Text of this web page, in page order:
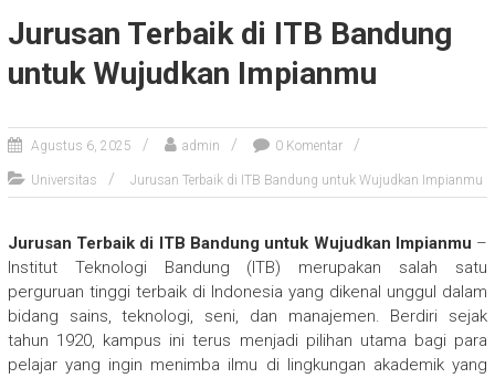
Jurusan Terbaik di ITB Bandung
untuk Wujudkan Impianmu
Agustus 6, 2025 admin 0 Komentar
Universitas Jurusan Terbaik di ITB Bandung untuk Wujudkan Impianmu
Jurusan Terbaik di ITB Bandung untuk Wujudkan Impianmu –
Institut Teknologi Bandung (ITB) merupakan salah satu
perguruan tinggi terbaik di Indonesia yang dikenal unggul dalam
bidang sains, teknologi, seni, dan manajemen. Berdiri sejak
tahun 1920, kampus ini terus menjadi pilihan utama bagi para
pelajar yang ingin menimba ilmu di lingkungan akademik yang